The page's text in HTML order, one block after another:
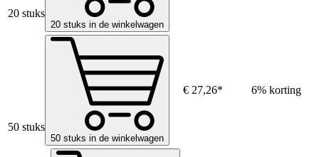
20 stuks
20 stuks in de winkelwagen
50 stuks
50 stuks in de winkelwagen
€ 27,26* 6% korting